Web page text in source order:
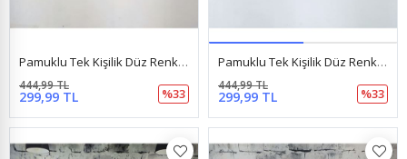
Pamuklu Tek Kişilik Düz Renk Lastikli Çarşaf Takımı Mavi
299,99 TL
444,99 TL
%33
Pamuklu Tek Kişilik Düz Renk Lastikli Çarşaf Takımı Mor
299,99 TL
444,99 TL
%33